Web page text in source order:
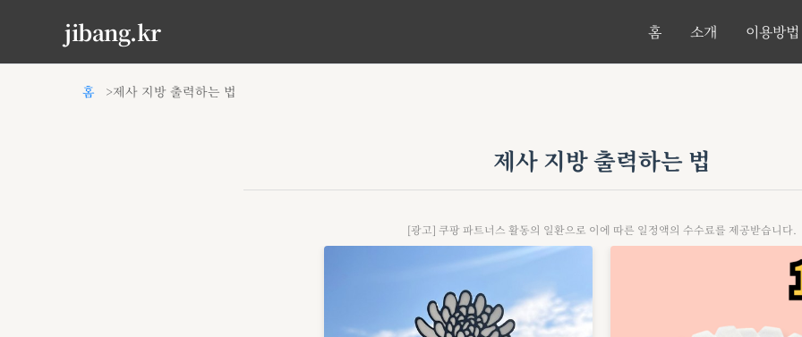
jibang.kr 홈 소개 이용방법
홈 제사 지방 출력하는 법
제사 지방 출력하는 법
[광고] 쿠팡 파트너스 활동의 일환으로 이에 따른 일정액의 수수료를 제공받습니다.